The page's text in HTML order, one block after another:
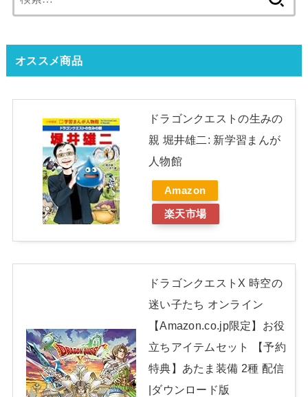
索:
オススメ商品
ドラゴンクエストの生みの
親 堀井雄二: 新学習まんが
人物館
Amazon
楽天市場
ドラゴンクエストX 時空の
迷い子たち オンライン
【Amazon.co.jp限定】お役
立ちアイテムセット 【予約
特典】あたま装備 2種 配信
|ダウンロード版